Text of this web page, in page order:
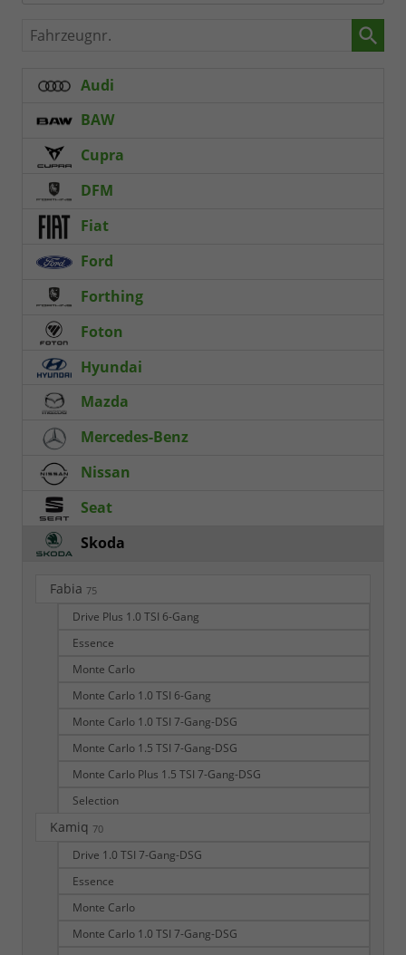
Fahrzeugnr.
Audi
BAW
Cupra
DFM
Fiat
Ford
Forthing
Foton
Hyundai
Mazda
Mercedes-Benz
Nissan
Seat
Skoda
Fabia 75
Drive Plus 1.0 TSI 6-Gang
Essence
Monte Carlo
Monte Carlo 1.0 TSI 6-Gang
Monte Carlo 1.0 TSI 7-Gang-DSG
Monte Carlo 1.5 TSI 7-Gang-DSG
Monte Carlo Plus 1.5 TSI 7-Gang-DSG
Selection
Kamiq 70
Drive 1.0 TSI 7-Gang-DSG
Essence
Monte Carlo
Monte Carlo 1.0 TSI 7-Gang-DSG